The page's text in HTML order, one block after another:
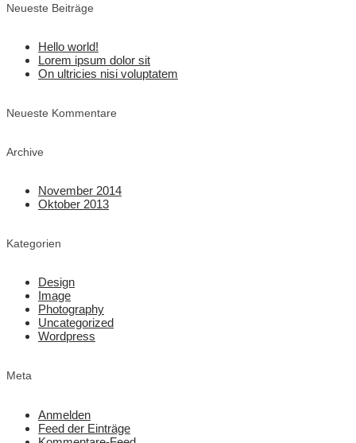
Neueste Beiträge
Hello world!
Lorem ipsum dolor sit
On ultricies nisi voluptatem
Neueste Kommentare
Archive
November 2014
Oktober 2013
Kategorien
Design
Image
Photography
Uncategorized
Wordpress
Meta
Anmelden
Feed der Einträge